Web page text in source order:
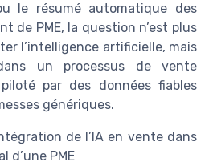
le résumé automatique des
de PME, la question n’est plus
l’intelligence artificielle, mais
un processus de vente
par des données fiables
génériques.